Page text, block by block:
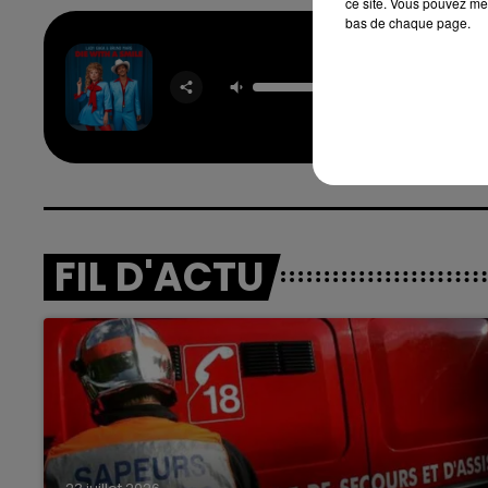
FIL D'ACTU
La Team du Week-end
bas de chaque page.